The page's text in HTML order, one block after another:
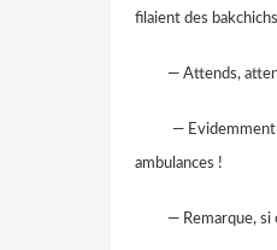
filaient des
— Attends,
— Evidemment
ambulances !
— Remarque, si ça